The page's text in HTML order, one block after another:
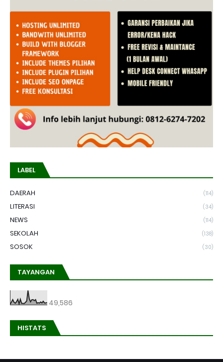
LABEL
DAERAH (114)
LITERASI (34)
NEWS (114)
SEKOLAH (138)
SOSOK (30)
TAYANGAN
49,586
HISTATS